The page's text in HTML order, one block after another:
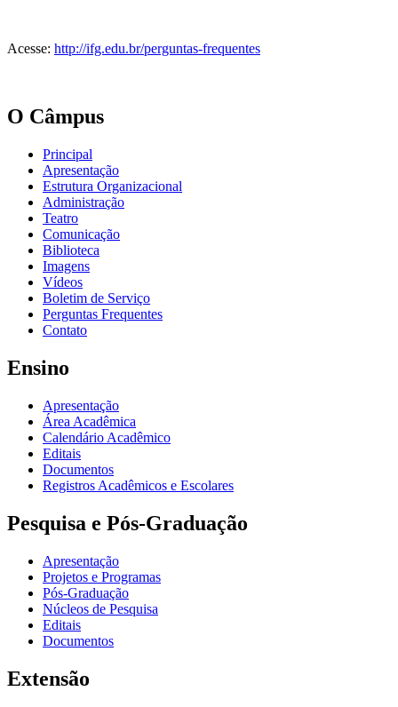
Acesse: http://ifg.edu.br/perguntas-frequentes
O Câmpus
Principal
Apresentação
Estrutura Organizacional
Administração
Teatro
Comunicação
Biblioteca
Imagens
Vídeos
Boletim de Serviço
Perguntas Frequentes
Contato
Ensino
Apresentação
Área Acadêmica
Calendário Acadêmico
Editais
Documentos
Registros Acadêmicos e Escolares
Pesquisa e Pós-Graduação
Apresentação
Projetos e Programas
Pós-Graduação
Núcleos de Pesquisa
Editais
Documentos
Extensão